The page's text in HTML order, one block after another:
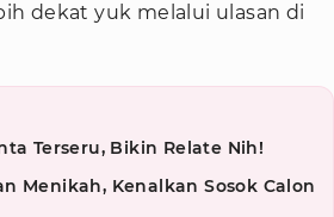
dekat yuk melalui ulasan di
Terseru, Bikin Relate Nih!
Menikah, Kenalkan Sosok Calon